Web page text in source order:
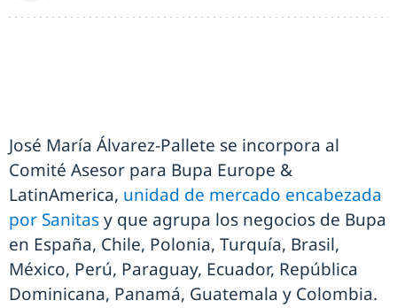
José María Álvarez-Pallete se incorpora al
Comité Asesor para Bupa Europe &
LatinAmerica, unidad de mercado encabezada
por Sanitasy que agrupa los negocios de Bupa
en España, Chile, Polonia, Turquía, Brasil,
México, Perú, Paraguay, Ecuador, República
Dominicana, Panamá, Guatemala y Colombia.